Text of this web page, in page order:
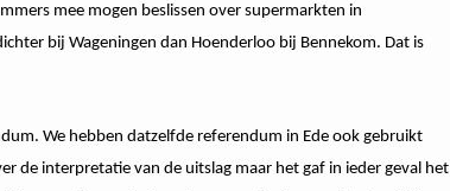
mee mogen beslissen over supermarkten in
bij Wageningen dan Hoenderloo bij Bennekom. Dat is
We hebben datzelfde referendum in Ede ook gebruikt
de interpretatie van de uitslag maar het gaf in ieder geval het